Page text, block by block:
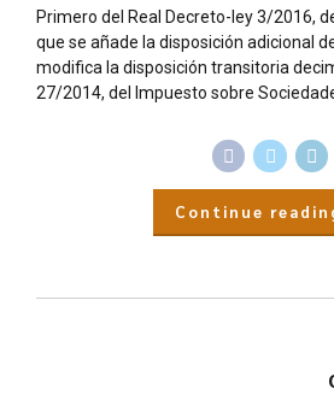
Primero del Real Decreto-ley 3/2016,
que se añade la disposición adicional
modifica la disposición transitoria
27/2014, del Impuesto sobre
Continue